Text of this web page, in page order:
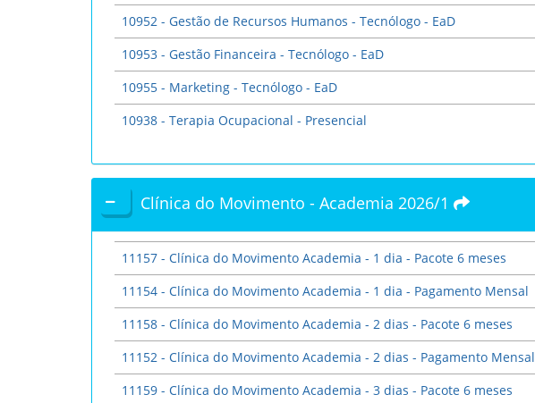
10952 - Gestão de Recursos Humanos - Tecnólogo - EaD
10953 - Gestão Financeira - Tecnólogo - EaD
10955 - Marketing - Tecnólogo - EaD
10938 - Terapia Ocupacional - Presencial
Clínica do Movimento - Academia 2026/1
11157 - Clínica do Movimento Academia - 1 dia - Pacote 6 meses
11154 - Clínica do Movimento Academia - 1 dia - Pagamento Mensal
11158 - Clínica do Movimento Academia - 2 dias - Pacote 6 meses
11152 - Clínica do Movimento Academia - 2 dias - Pagamento Mensal
11159 - Clínica do Movimento Academia - 3 dias - Pacote 6 meses